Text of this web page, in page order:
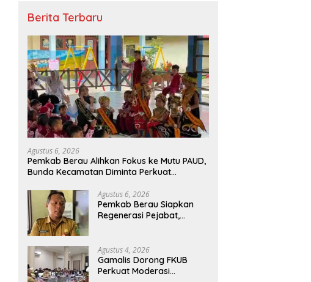
Berita Terbaru
Agustus 6, 2026
Pemkab Berau Alihkan Fokus ke Mutu PAUD,
Bunda Kecamatan Diminta Perkuat
Agustus 6, 2026
Pemkab Berau Siapkan
Regenerasi Pejabat,
Agustus 4, 2026
Gamalis Dorong FKUB
Perkuat Moderasi